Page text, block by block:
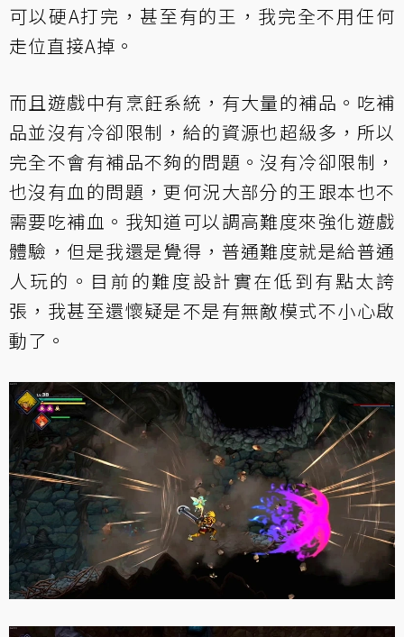
可以硬A打完，甚至有的王，我完全不用任何
走位直接A掉。
而且遊戲中有烹飪系統，有大量的補品。吃補
品並沒有冷卻限制，給的資源也超級多，所以
完全不會有補品不夠的問題。沒有冷卻限制，
也沒有血的問題，更何況大部分的王跟本也不
需要吃補血。我知道可以調高難度來強化遊戲
體驗，但是我還是覺得，普通難度就是給普通
人玩的。目前的難度設計實在低到有點太誇
張，我甚至還懷疑是不是有無敵模式不小心啟
動了。